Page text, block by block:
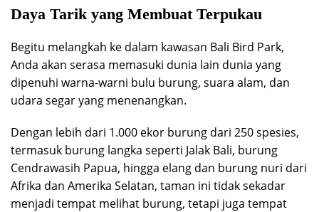
Daya Tarik yang Membuat Terpukau
Begitu melangkah ke dalam kawasan Bali Bird Park,
Anda akan serasa memasuki dunia lain dunia yang
dipenuhi warna-warni bulu burung, suara alam, dan
udara segar yang menenangkan.
Dengan lebih dari 1.000 ekor burung dari 250 spesies,
termasuk burung langka seperti Jalak Bali, burung
Cendrawasih Papua, hingga elang dan burung nuri dari
Afrika dan Amerika Selatan, taman ini tidak sekadar
menjadi tempat melihat burung, tetapi juga tempat